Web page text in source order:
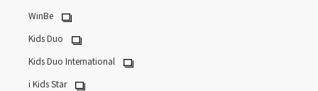
WinBe
Kids Duo
Kids Duo International
i Kids Star